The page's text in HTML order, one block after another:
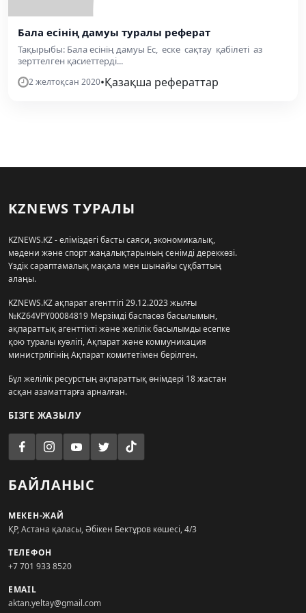
Бала есінің дамуы туралы реферат
Тақырыбы: Бала есінің дамуы Ес, еске сақтау қабілеті аз
зерттелген қасиеттерді...
2 желтоқсан 2020•Қазақша рефераттар
KZNEWS ТУРАЛЫ
KZNEWS.KZ - еліміздегі басты саяси, экономикалық,
мәдени және спорт жаңалықтарының сенімді дереккөзі.
Үздік сараптамалық мақала мен шынайы сұқбаттың
алаңы.
KZNEWS.KZ ақпарат агенттігі 29.12.2023 жылғы
№KZ64VPY00084819 Мерзімді баспасөз басылымын,
ақпараттық агенттікті және желілік басылымды есепке
қою туралы куәлігі, Ақпарат және коммуникация
министрлігінің Ақпарат комитетімен берілген.
Бұл желілік ресурстың ақпараттық өнімдері 18 жастан
асқан азаматтарға арналған.
БІЗГЕ ЖАЗЫЛУ
БАЙЛАНЫС
МЕКЕН-ЖАЙ
ҚР, Астана қаласы, Әбікен Бектұров көшесі, 4/3
ТЕЛЕФОН
+7 701 933 8520
EMAIL
aktan.yeltay@gmail.com